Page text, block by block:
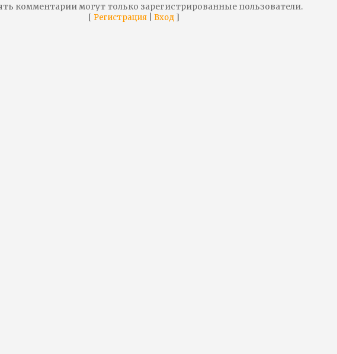
комментарии могут только зарегистрированные пользователи.
[ Регистрация Вход ]